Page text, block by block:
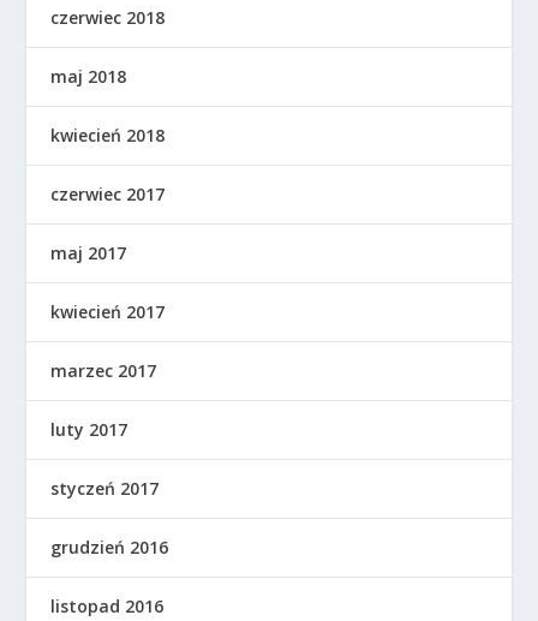
czerwiec 2018
maj 2018
kwiecień 2018
czerwiec 2017
maj 2017
kwiecień 2017
marzec 2017
luty 2017
styczeń 2017
grudzień 2016
listopad 2016